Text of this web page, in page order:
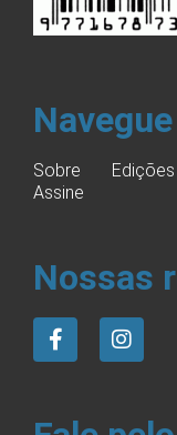
Sobre Edições
Assine
Nossas